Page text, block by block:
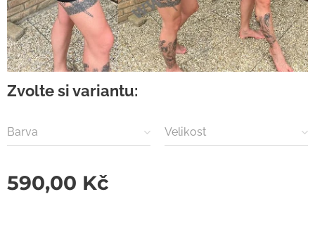
Zvolte si variantu:
Barva Velikost
590,00 Kč